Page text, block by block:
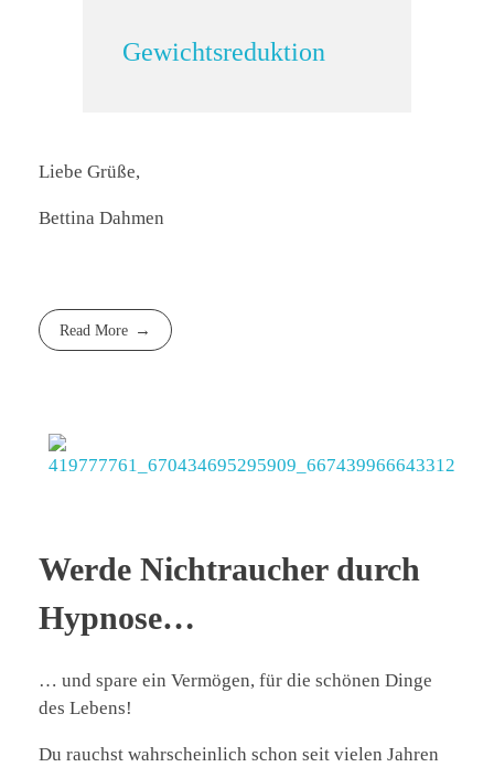
Gewichtsreduktion
Liebe Grüße,
Bettina Dahmen
Read More
Werde Nichtraucher durch
Hypnose…
… und spare ein Vermögen, für die schönen Dinge
des Lebens!
Du rauchst wahrscheinlich schon seit vielen Jahren